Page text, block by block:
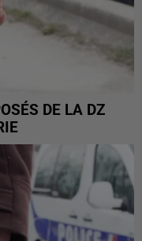
DE LA DZ